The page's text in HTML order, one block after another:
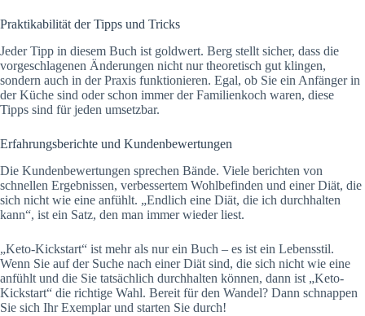
Praktikabilität der Tipps und Tricks
Jeder Tipp in diesem Buch ist goldwert. Berg stellt sicher, dass die
vorgeschlagenen Änderungen nicht nur theoretisch gut klingen,
sondern auch in der Praxis funktionieren. Egal, ob Sie ein Anfänger in
der Küche sind oder schon immer der Familienkoch waren, diese
Tipps sind für jeden umsetzbar.
Erfahrungsberichte und Kundenbewertungen
Die Kundenbewertungen sprechen Bände. Viele berichten von
schnellen Ergebnissen, verbessertem Wohlbefinden und einer Diät, die
sich nicht wie eine anfühlt. „Endlich eine Diät, die ich durchhalten
kann“, ist ein Satz, den man immer wieder liest.
„Keto-Kickstart“ ist mehr als nur ein Buch – es ist ein Lebensstil.
Wenn Sie auf der Suche nach einer Diät sind, die sich nicht wie eine
anfühlt und die Sie tatsächlich durchhalten können, dann ist „Keto-
Kickstart“ die richtige Wahl. Bereit für den Wandel? Dann schnappen
Sie sich Ihr Exemplar und starten Sie durch!